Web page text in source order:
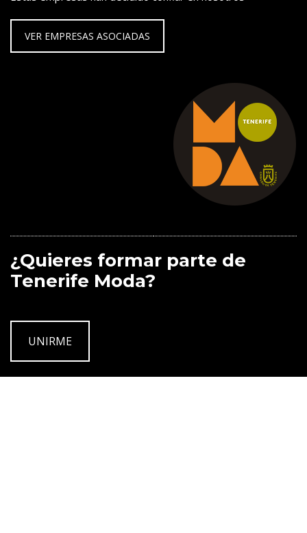
VER EMPRESAS ASOCIADAS
¿Quieres formar parte de
Tenerife Moda?
UNIRME